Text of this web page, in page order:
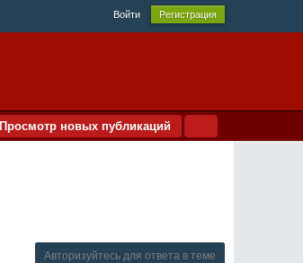
Войти Регистрация
Просмотр новых публикаций
Авторизуйтесь для ответа в теме